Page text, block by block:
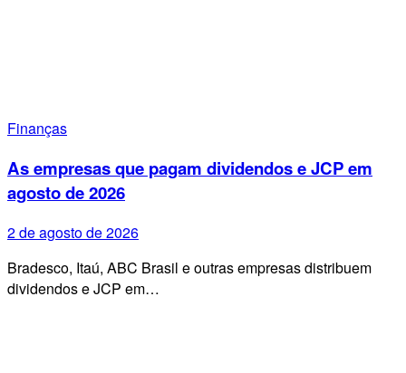
Finanças
As empresas que pagam dividendos e JCP em
agosto de 2026
2 de agosto de 2026
Bradesco, Itaú, ABC Brasil e outras empresas distribuem
dividendos e JCP em…